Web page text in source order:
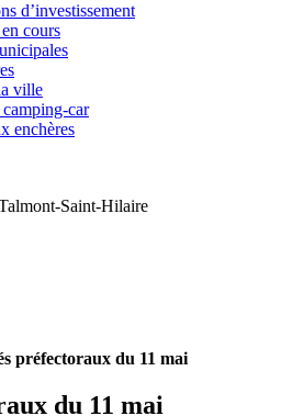
d’investissement
cours
ville
car
enchères
Saint-Hilaire
préfectoraux du 11 mai
du 11 mai